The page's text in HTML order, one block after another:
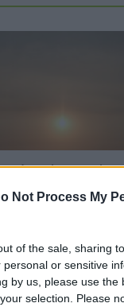
Not Process My
of the sale, sharing
personal or sensitive
by us, please use the
selection. Please
vártunk: